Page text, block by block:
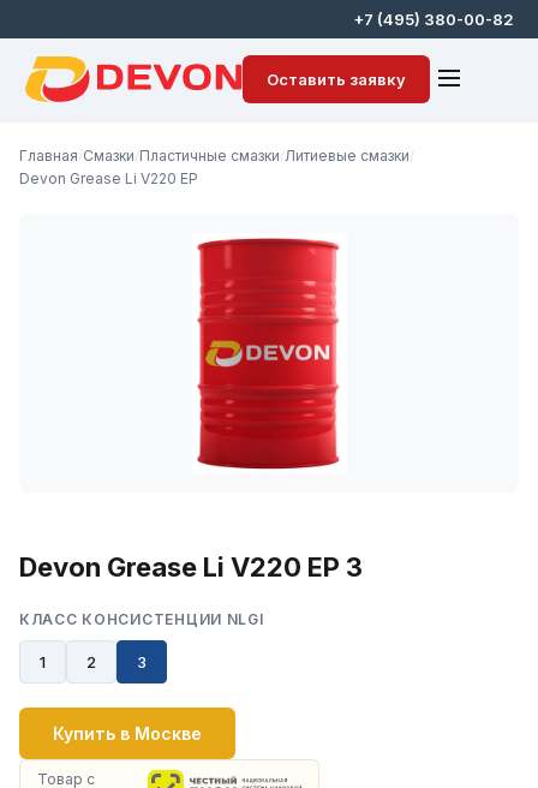
+7 (495) 380-00-82
Оставить заявку
Главная Смазки Пластичные смазки Литиевые смазки
Devon Grease Li V220 EP
Devon Grease Li V220 EP 3
КЛАСС КОНСИСТЕНЦИИ NLGI
1 2 3
Купить в Москве
Товар с